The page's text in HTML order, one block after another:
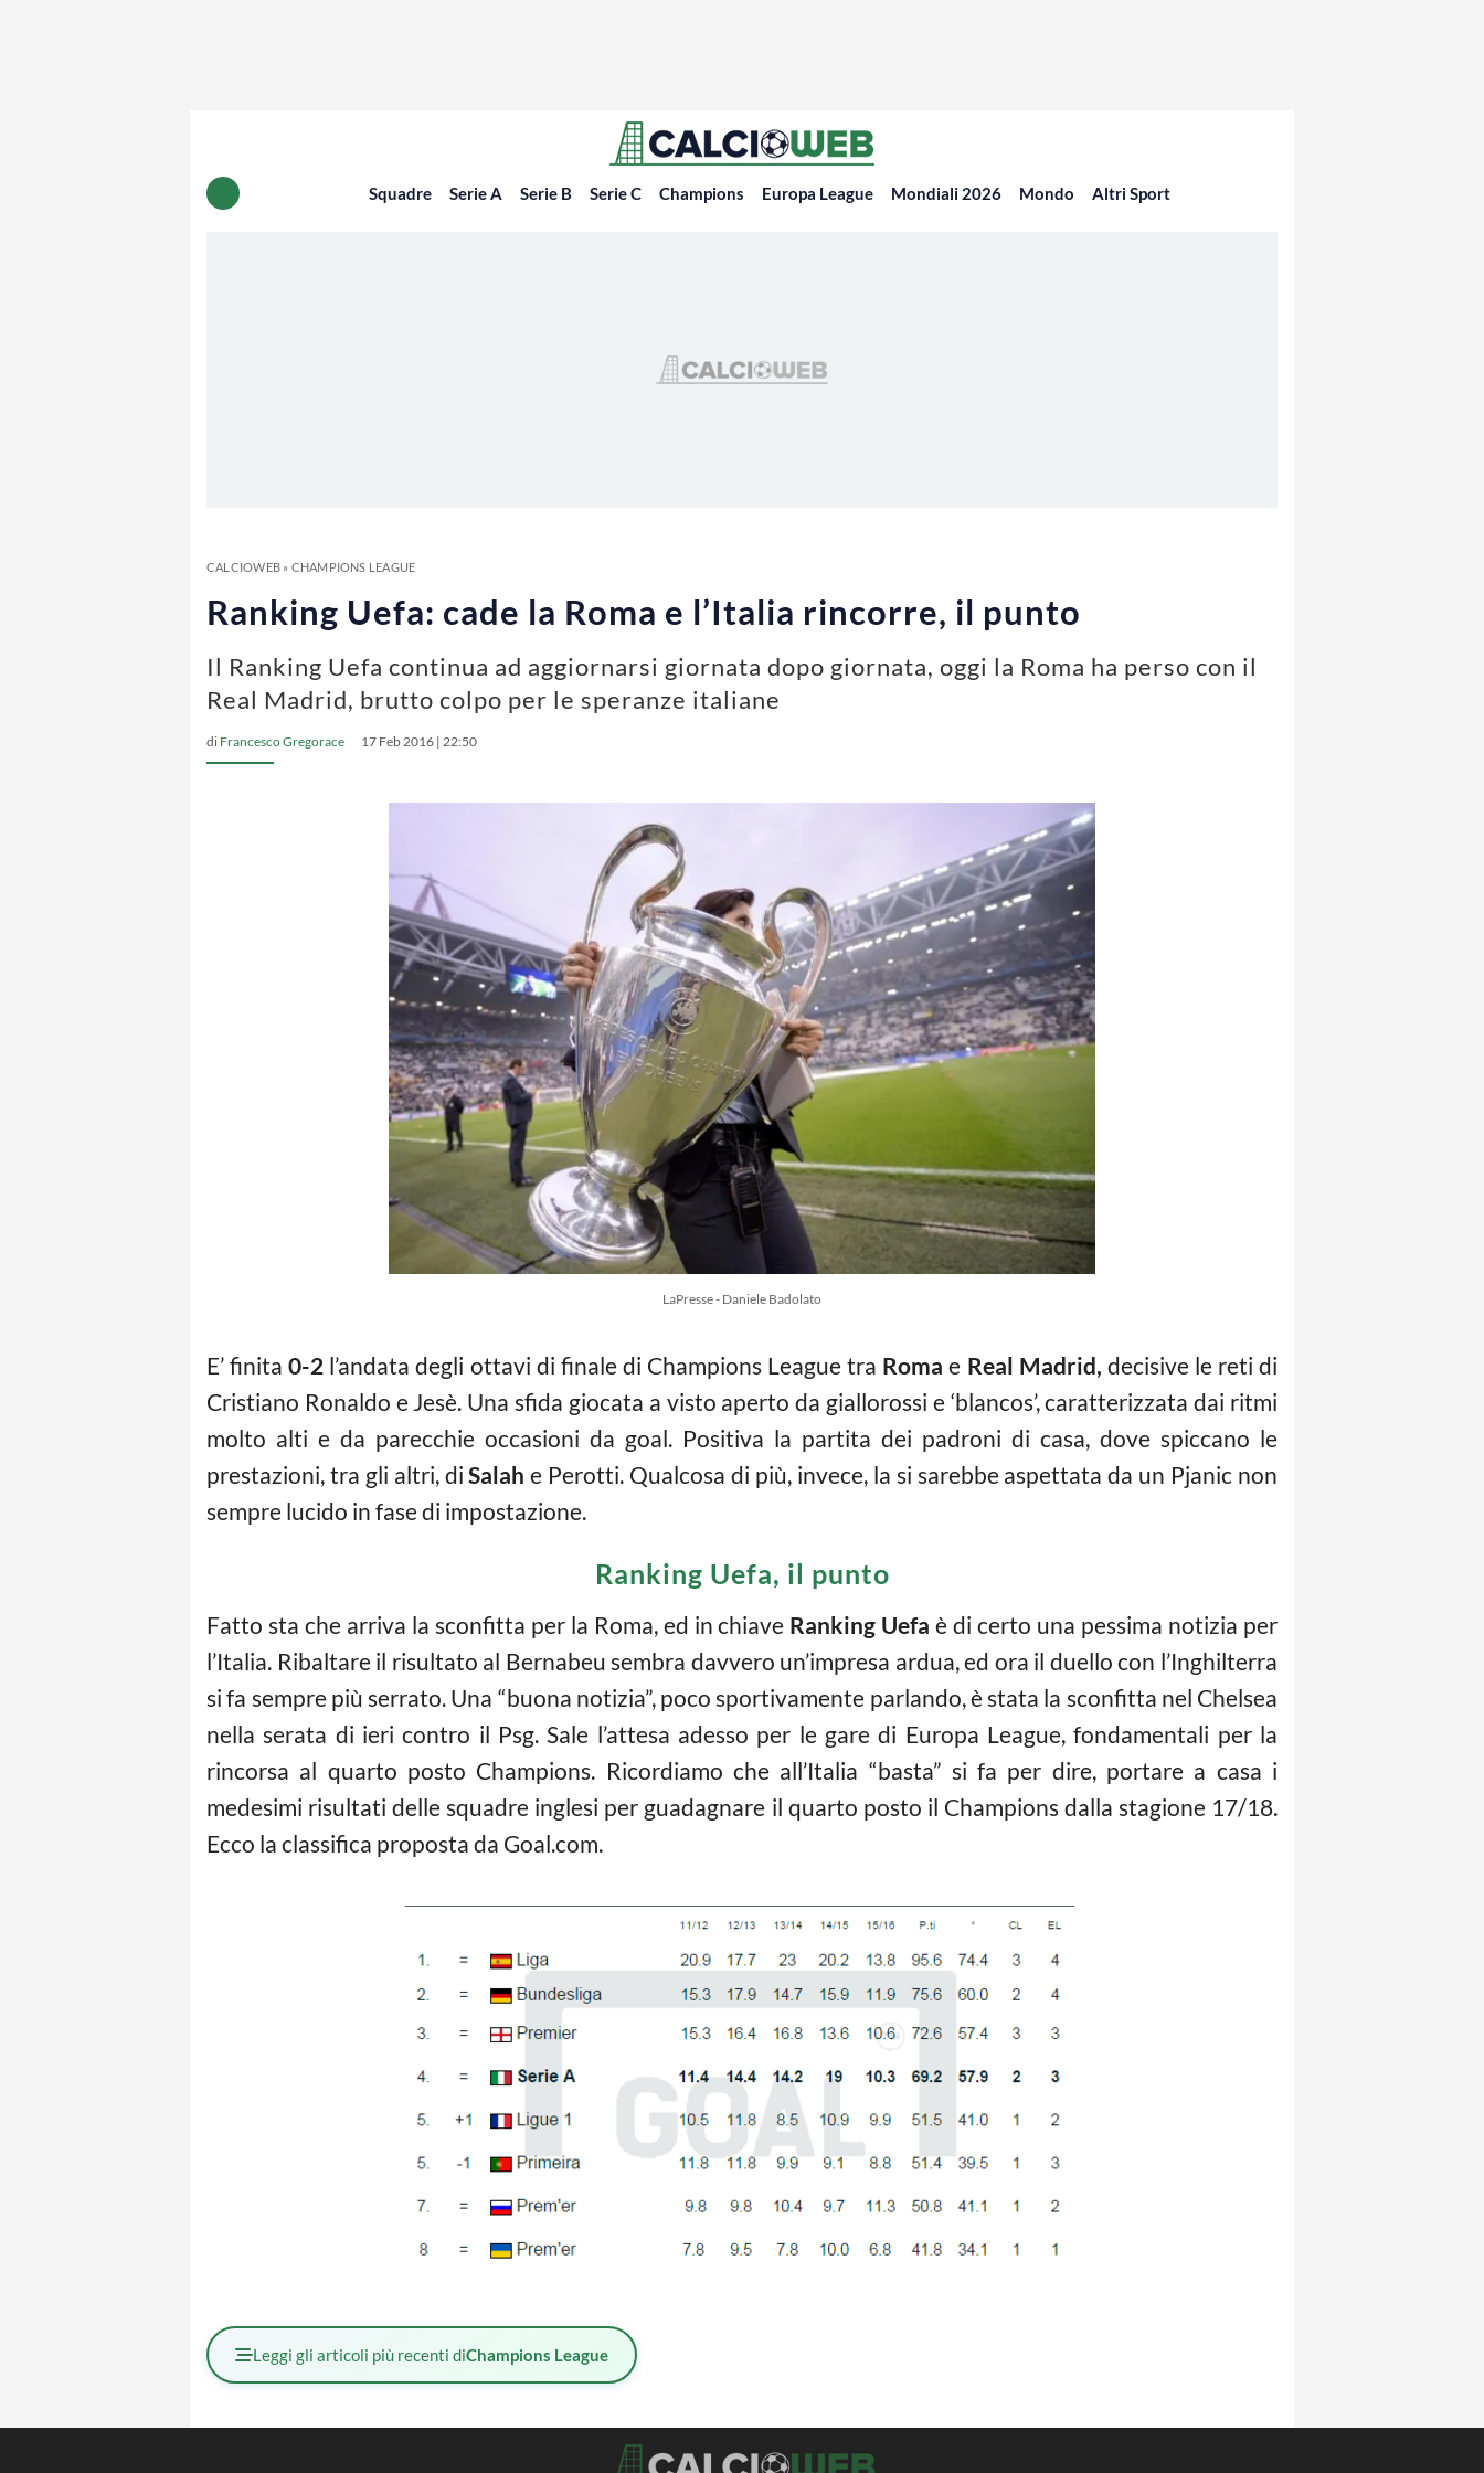
Squadre Serie A Serie B Serie C Champions Europa League Mondiali 2026 Mondo Altri Sport
CALCIOWEB» CHAMPIONS LEAGUE
Ranking Uefa: cade la Roma e l’Italia rincorre, il punto
Il Ranking Uefa continua ad aggiornarsi giornata dopo giornata, oggi la Roma ha perso con il
Real Madrid, brutto colpo per le speranze italiane
di Francesco Gregorace 17 Feb 2016 | 22:50
LaPresse - Daniele Badolato
E’ finita 0-2 l’andata degli ottavi di finale di Champions League tra Roma e Real Madrid, decisive le reti di
Cristiano Ronaldo e Jesè. Una sfida giocata a visto aperto da giallorossi e ‘blancos’, caratterizzata dai ritmi
molto alti e da parecchie occasioni da goal. Positiva la partita dei padroni di casa, dove spiccano le
prestazioni, tra gli altri, diSalah e Perotti. Qualcosa di più, invece, la si sarebbe aspettata da un Pjanic non
sempre lucido in fase di impostazione.
Ranking Uefa, il punto
Fatto sta che arriva la sconfitta per la Roma, ed in chiave Ranking Uefa è di certo una pessima notizia per
l’Italia. Ribaltare il risultato al Bernabeu sembra davvero un’impresa ardua, ed ora il duello con l’Inghilterra
si fa sempre più serrato. Una “buona notizia”, poco sportivamente parlando, è stata la sconfitta nel Chelsea
nella serata di ieri contro il Psg. Sale l’attesa adesso per le gare di Europa League, fondamentali per la
rincorsa al quarto posto Champions. Ricordiamo che all’Italia “basta” si fa per dire, portare a casa i
medesimi risultati delle squadre inglesi per guadagnare il quarto posto il Champions dalla stagione 17/18.
Ecco la classifica proposta da Goal.com.
Leggi gli articoli più recenti diChampions League